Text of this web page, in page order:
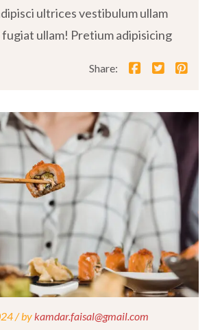
ultrices vestibulum ullam
ullam! Pretium adipisicing
Share:
/by kamdar.faisal@gmail.com